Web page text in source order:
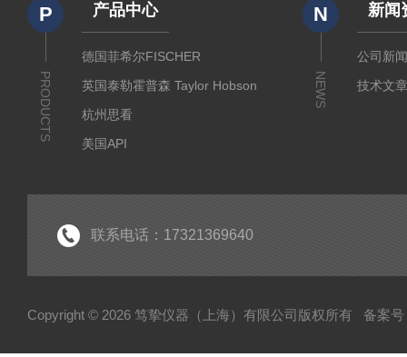
P
PRODUCTS
产品中心
德国菲希尔FISCHER
英国泰勒霍普森 Taylor Hobson
杭州思看
美国API
德国马尔Mahr
日本柯尼卡美能达KONICA MINOLTA
N
NEWS
新闻
公司新
技术文
联系电话：17321369640
Copyright © 2026 笃挚仪器（上海）有限公司版权所有 备案号